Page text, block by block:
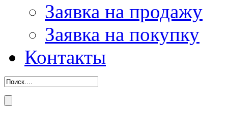
Заявка на продажу
Заявка на покупку
Контакты